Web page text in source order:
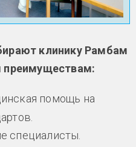
клинику Рамбам
преимуществам:
помощь на
специалисты.